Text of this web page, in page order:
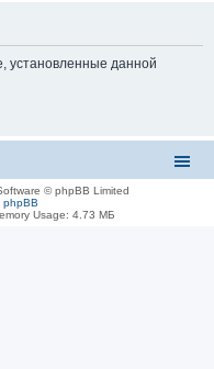
установленные данной
© phpBB Limited
phpBB
Usage: 4.73 МБ